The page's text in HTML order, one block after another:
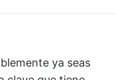
ya seas